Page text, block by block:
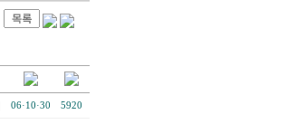
06·10·30 5920